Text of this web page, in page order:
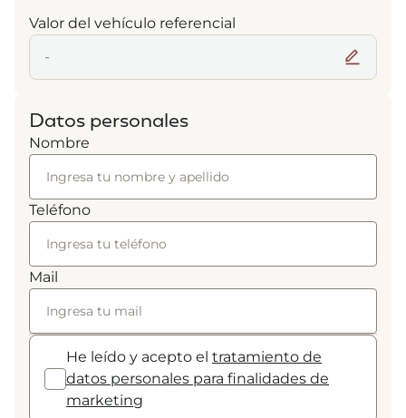
Valor del vehículo referencial
Datos personales
Nombre
Teléfono
Mail
He leído y acepto el tratamiento de
datos personales para finalidades de
marketing